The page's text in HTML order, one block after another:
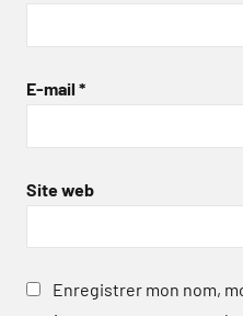
E-mail *
Site web
Enregistrer mon nom,